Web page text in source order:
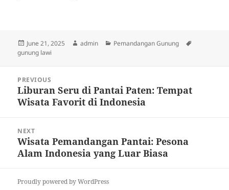
Posted
on
June 21, 2025 Author
admin Categories
Pemandangan Gunung
gunung lawi
navigation
PREVIOUS
Previous
post:
Liburan Seru di Pantai Paten: Tempat
Wisata Favorit di Indonesia
NEXT
Next
post:
Wisata Pemandangan Pantai: Pesona
Alam Indonesia yang Luar Biasa
Proudly powered by WordPress